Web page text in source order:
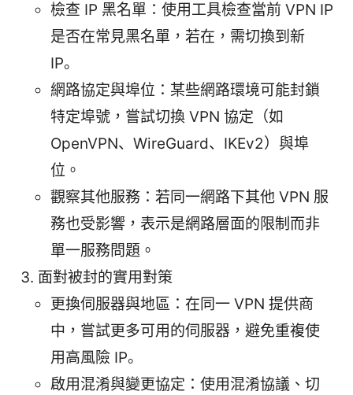
檢查 IP 黑名單：使用工具檢查當前 VPN IP
是否在常見黑名單，若在，需切換到新
IP。
網路協定與埠位：某些網路環境可能封鎖
特定埠號，嘗試切換 VPN 協定（如
OpenVPN、WireGuard、IKEv2）與埠
位。
觀察其他服務：若同一網路下其他 VPN 服
務也受影響，表示是網路層面的限制而非
單一服務問題。
面對被封的實用對策
更換伺服器與地區：在同一 VPN 提供商
中，嘗試更多可用的伺服器，避免重複使
用高風險 IP。
啟用混淆與變更協定：使用混淆協議、切